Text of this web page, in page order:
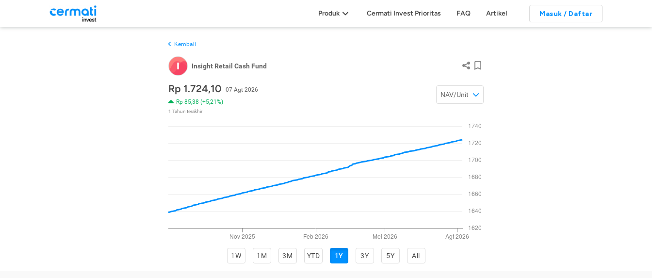
Produk Cermati Invest Prioritas FAQ Artikel Masuk / Daftar
Kembali
I Insight Retail Cash Fund
Rp 1.724,10
07 Agt 2026
Rp 85,38 (+5,21%)
1 Tahun terakhir
NAV/Unit
1W 1M 3M YTD 1Y 3Y 5Y All